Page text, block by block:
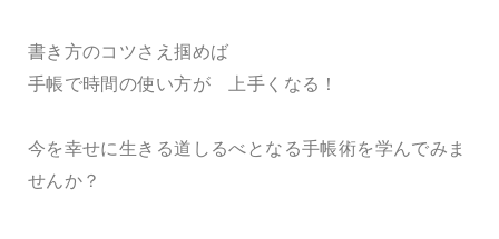
書き方のコツさえ掴めば
手帳で時間の使い方が 上手くなる！
今を幸せに生きる道しるべとなる手帳術を学んでみま
せんか？